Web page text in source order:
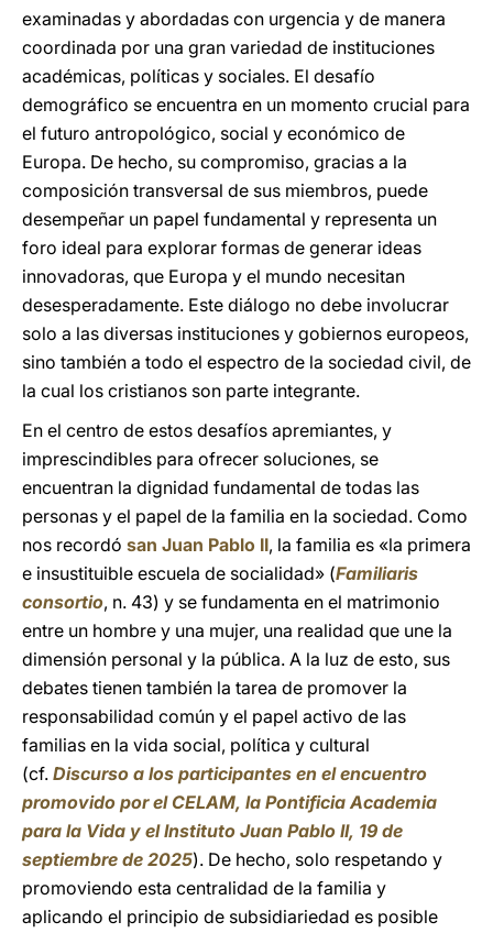
examinadas y abordadas con urgencia y de manera
coordinada por una gran variedad de instituciones
académicas, políticas y sociales. El desafío
demográfico se encuentra en un momento crucial para
el futuro antropológico, social y económico de
Europa. De hecho, su compromiso, gracias a la
composición transversal de sus miembros, puede
desempeñar un papel fundamental y representa un
foro ideal para explorar formas de generar ideas
innovadoras, que Europa y el mundo necesitan
desesperadamente. Este diálogo no debe involucrar
solo a las diversas instituciones y gobiernos europeos,
sino también a todo el espectro de la sociedad civil, de
la cual los cristianos son parte integrante.
En el centro de estos desafíos apremiantes, y
imprescindibles para ofrecer soluciones, se
encuentran la dignidad fundamental de todas las
personas y el papel de la familia en la sociedad. Como
nos recordó san Juan Pablo II, la familia es «la primera
e insustituible escuela de socialidad» (Familiaris
consortio, n. 43) y se fundamenta en el matrimonio
entre un hombre y una mujer, una realidad que une la
dimensión personal y la pública. A la luz de esto, sus
debates tienen también la tarea de promover la
responsabilidad común y el papel activo de las
familias en la vida social, política y cultural
(cf. Discurso a los participantes en el encuentro
promovido por el CELAM, la Pontificia Academia
para la Vida y el Instituto Juan Pablo II, 19 de
septiembre de 2025). De hecho, solo respetando y
promoviendo esta centralidad de la familia y
aplicando el principio de subsidiariedad es posible